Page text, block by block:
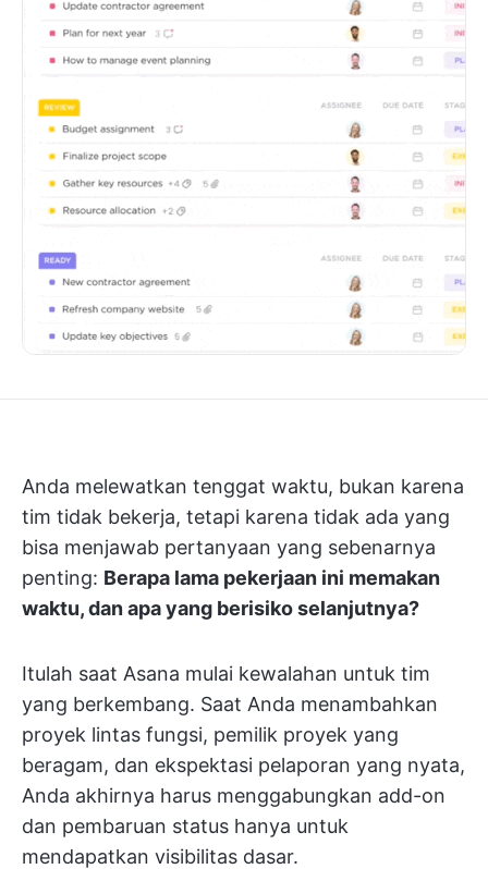
Anda melewatkan tenggat waktu, bukan karena
tim tidak bekerja, tetapi karena tidak ada yang
bisa menjawab pertanyaan yang sebenarnya
penting: Berapa lama pekerjaan ini memakan
waktu, dan apa yang berisiko selanjutnya?
Itulah saat Asana mulai kewalahan untuk tim
yang berkembang. Saat Anda menambahkan
proyek lintas fungsi, pemilik proyek yang
beragam, dan ekspektasi pelaporan yang nyata,
Anda akhirnya harus menggabungkan add-on
dan pembaruan status hanya untuk
mendapatkan visibilitas dasar.